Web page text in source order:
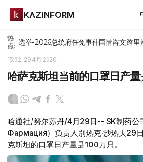
KAZINFORM
热
点: 选举-2026总统府任免事件国情咨文跨里
15:32, 29 4月 2020
哈萨克斯坦当前的口罩日产量
哈通社/努尔苏丹/4月29日-- SK制药
Фармация）负责人别热克·沙热夫29
克斯坦的口罩日产量是100万只。